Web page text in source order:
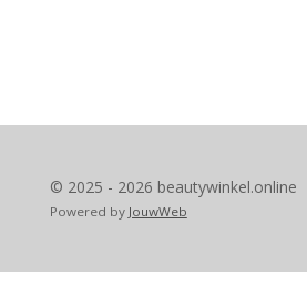
© 2025 - 2026 beautywinkel.online
Powered by JouwWeb